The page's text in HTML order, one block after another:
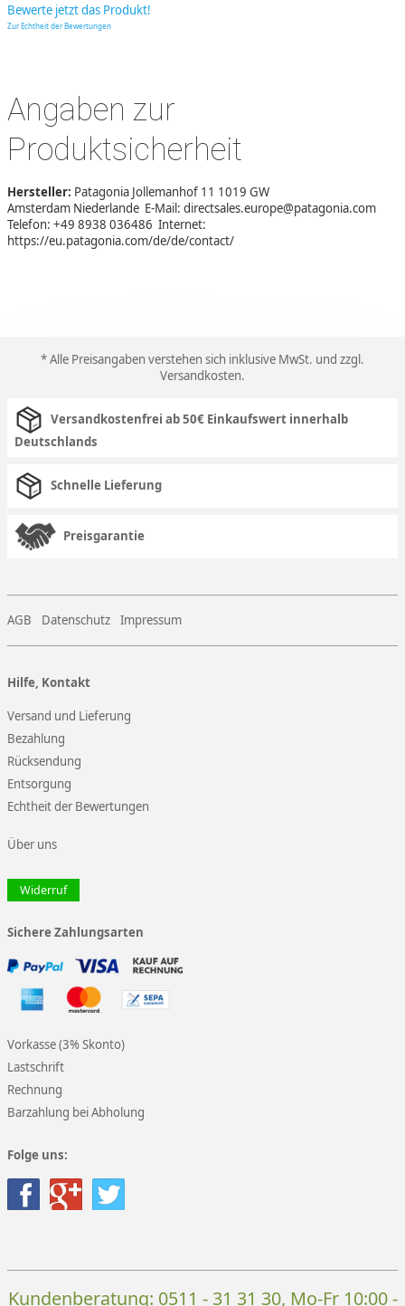
Bewerte jetzt das Produkt!
Zur Echtheit der Bewertungen
Angaben zur
Produktsicherheit
Hersteller: Patagonia Jollemanhof 11 1019 GW
Amsterdam Niederlande E-Mail: directsales.europe@patagonia.com
Telefon: +49 8938 036486 Internet:
https://eu.patagonia.com/de/de/contact/
* Alle Preisangaben verstehen sich inklusive MwSt. und zzgl.
Versandkosten.
Versandkostenfrei ab 50€ Einkaufswert innerhalb
Deutschlands
Schnelle Lieferung
Preisgarantie
AGB Datenschutz Impressum
Hilfe, Kontakt
Versand und Lieferung
Bezahlung
Rücksendung
Entsorgung
Echtheit der Bewertungen
Über uns
Widerruf
Sichere Zahlungsarten
Vorkasse (3% Skonto)
Lastschrift
Rechnung
Barzahlung bei Abholung
Folge uns:
Kundenberatung: 0511 - 31 31 30, Mo-Fr 10:00 -